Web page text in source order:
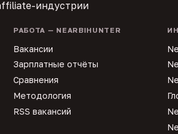
индустрии
РАБОТА — NEARBIHUNTER
Вакансии
Зарплатные отчёты
Сравнения
Методология
RSS вакансий